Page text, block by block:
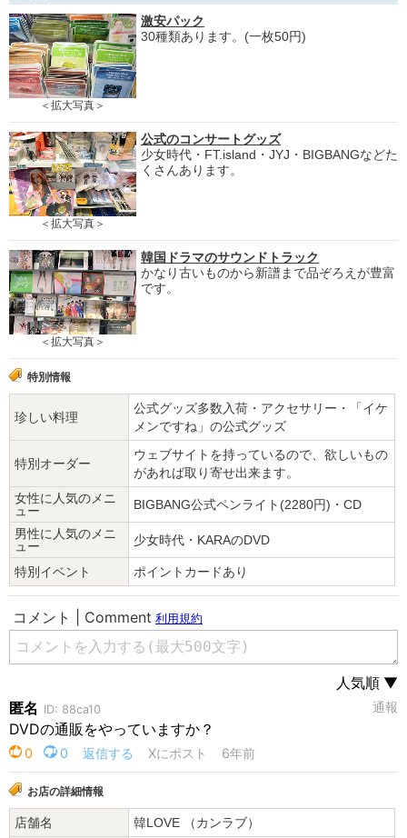
＜拡大写真＞
激安パック
30種類あります。(一枚50円)
＜拡大写真＞
公式のコンサートグッズ
少女時代・FT.island・JYJ・BIGBANGなどた
くさんあります。
＜拡大写真＞
韓国ドラマのサウンドトラック
かなり古いものから新譜まで品ぞろえが豊富
です。
特別情報
珍しい料理
公式グッズ多数入荷・アクセサリー・「イケ
メンですね」の公式グッズ
特別オーダー
ウェブサイトを持っているので、欲しいもの
があれば取り寄せ出来ます。
女性に人気のメニ
ュー
BIGBANG公式ペンライト(2280円)・CD
男性に人気のメニ
ュー
少女時代・KARAのDVD
特別イベント ポイントカードあり
お店の詳細情報
店舗名 韓LOVE （カンラブ）